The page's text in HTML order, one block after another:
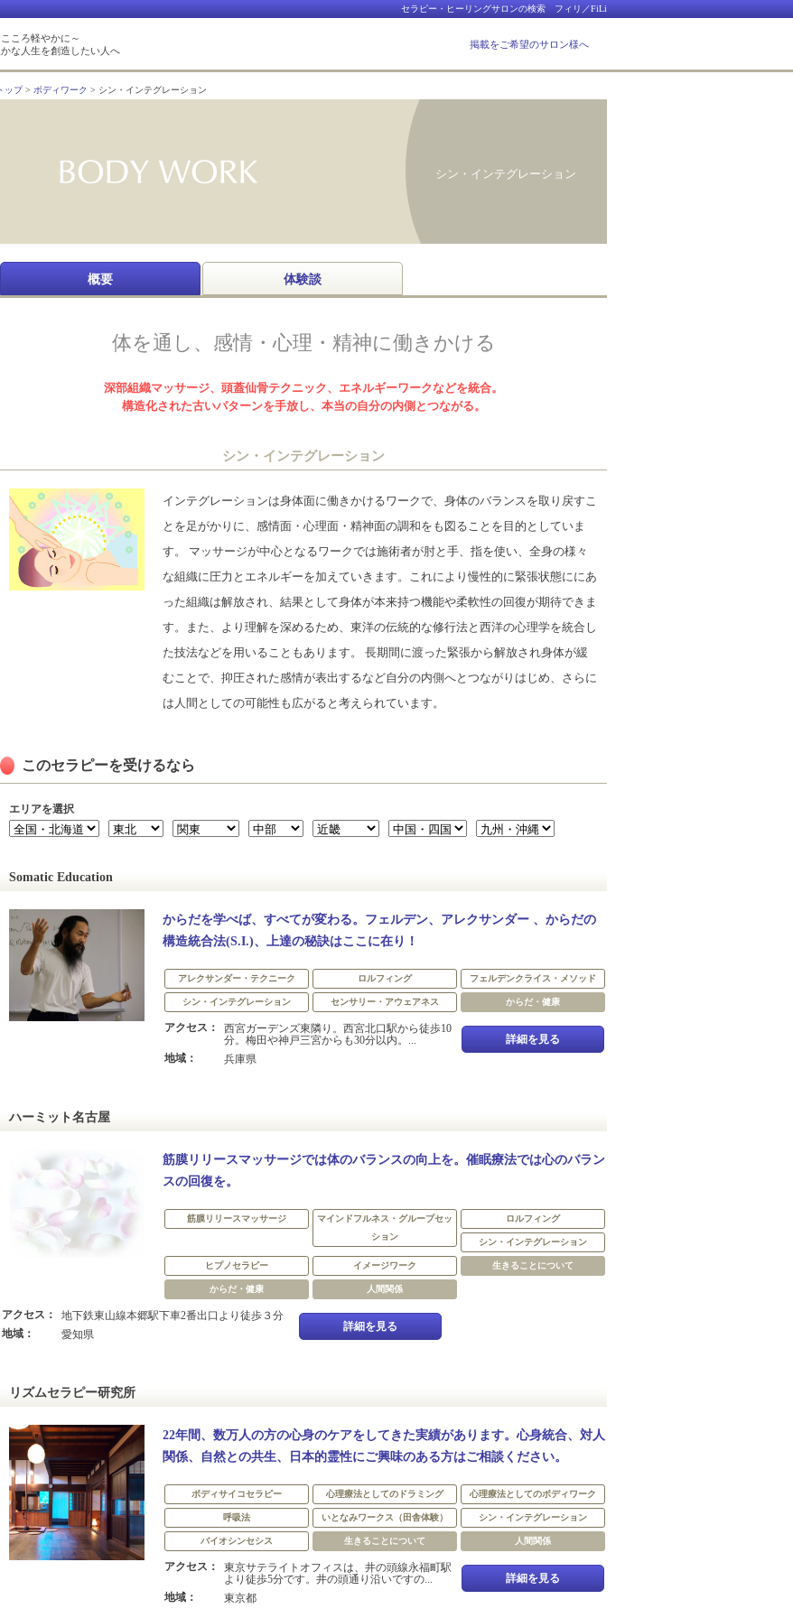
セラピー・ヒーリングサロンの検索 フィリ／FiLi
こころ軽やかに～
かな人生を創造したい人へ
掲載をご希望のサロン様へ
ップ ボディワーク シン・インテグレーション
シン・インテグレーション
概要 体験談
体を通し、感情・心理・精神に働きかける
深部組織マッサージ、頭蓋仙骨テクニック、エネルギーワークなどを統合。
構造化された古いパターンを手放し、本当の自分の内側とつながる。
シン・インテグレーション
インテグレーションは身体面に働きかけるワークで、身体のバランスを取り戻すこ
とを足がかりに、感情面・心理面・精神面の調和をも図ることを目的としていま
す。 マッサージが中心となるワークでは施術者が肘と手、指を使い、全身の様々
な組織に圧力とエネルギーを加えていきます。これにより慢性的に緊張状態ににあ
った組織は解放され、結果として身体が本来持つ機能や柔軟性の回復が期待できま
す。また、より理解を深めるため、東洋の伝統的な修行法と西洋の心理学を統合し
た技法などを用いることもあります。 長期間に渡った緊張から解放され身体が緩
むことで、抑圧された感情が表出するなど自分の内側へとつながりはじめ、さらに
は人間としての可能性も広がると考えられています。
このセラピーを受けるなら
エリアを選択
Somatic Education
からだを学べば、すべてが変わる。フェルデン、アレクサンダー 、からだの
構造統合法(S.I.)、上達の秘訣はここに在り！
アレクサンダー・テクニーク ロルフィング フェルデンクライス・メソッド
シン・インテグレーション センサリー・アウェアネス からだ・健康
アクセス：
西宮ガーデンズ東隣り。西宮北口駅から徒歩10
分。梅田や神戸三宮からも30分以内。...
地域：
兵庫県
詳細を見る
ハーミット名古屋
筋膜リリースマッサージでは体のバランスの向上を。催眠療法では心のバラン
スの回復を。
筋膜リリースマッサージ
マインドフルネス・グループセッ
ション
ロルフィング
シン・インテグレーション
ヒプノセラピー イメージワーク 生きることについて
からだ・健康 人間関係
アクセス：
地下鉄東山線本郷駅下車2番出口より徒歩３分
地域：
愛知県
詳細を見る
リズムセラピー研究所
22年間、数万人の方の心身のケアをしてきた実績があります。心身統合、対人
関係、自然との共生、日本的霊性にご興味のある方はご相談ください。
ボディサイコセラピー 心理療法としてのドラミング 心理療法としてのボディワーク
呼吸法 いとなみワークス（田舎体験） シン・インテグレーション
バイオシンセシス 生きることについて 人間関係
アクセス：
東京サテライトオフィスは、井の頭線永福町駅
より徒歩5分です。井の頭通り沿いですの...
地域：
東京都
詳細を見る